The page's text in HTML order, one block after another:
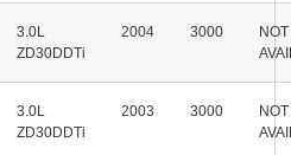
3.0L
ZD30DDTi
2004 3000
NOT
3.0L
ZD30DDTi
2003 3000
NOT